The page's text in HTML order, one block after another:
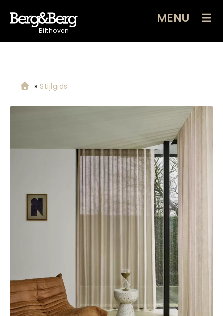
Bilthoven
MENU
» Stijlgids